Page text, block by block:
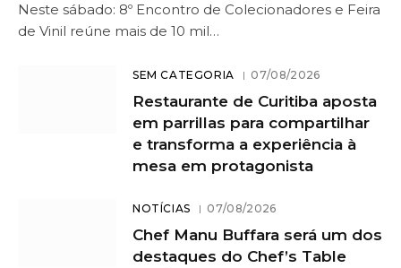
Neste sábado: 8º Encontro de Colecionadores e Feira
de Vinil reúne mais de 10 mil…
SEM CATEGORIA 07/08/2026
Restaurante de Curitiba aposta
em parrillas para compartilhar
e transforma a experiência à
mesa em protagonista
NOTÍCIAS 07/08/2026
Chef Manu Buffara será um dos
destaques do Chef’s Table